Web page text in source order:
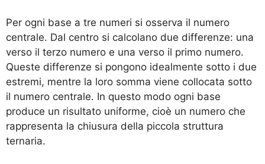
Per ogni base a tre numeri si osserva il numero
centrale. Dal centro si calcolano due differenze: una
verso il terzo numero e una verso il primo numero.
Queste differenze si pongono idealmente sotto i due
estremi, mentre la loro somma viene collocata sotto
il numero centrale. In questo modo ogni base
produce un risultato uniforme, cioè un numero che
rappresenta la chiusura della piccola struttura
ternaria.